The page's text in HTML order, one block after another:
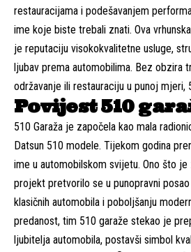
restauracijama i podešavanjem
ime koje biste trebali znati. Ova
je reputaciju visokokvalitetne usluge,
ljubav prema automobilima. Bez obzira
održavanje ili restauraciju u punoj mjeri,
Povijest 510
510 Garaža je započela kao mala
Datsun 510 modele. Tijekom godina
ime u automobilskom svijetu. Ono što
projekt pretvorilo se u punopravni
klasičnih automobila i poboljšanju
predanost, tim 510 garaže stekao je
ljubitelja automobila, postavši simbol